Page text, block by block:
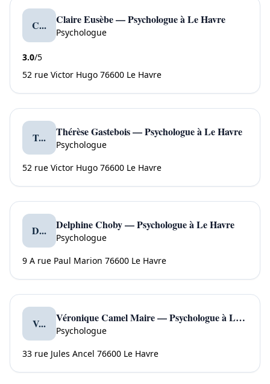
C... Claire Eusèbe — Psychologue à Le Havre
Psychologue
3.0/5
52 rue Victor Hugo 76600 Le Havre
T... Thérèse Gastebois — Psychologue à Le Havre
Psychologue
52 rue Victor Hugo 76600 Le Havre
D... Delphine Choby — Psychologue à Le Havre
Psychologue
9 A rue Paul Marion 76600 Le Havre
V... Véronique Camel Maire — Psychologue à Le Havre
Psychologue
33 rue Jules Ancel 76600 Le Havre